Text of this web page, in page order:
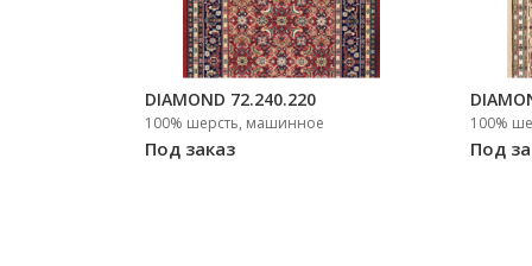
DIAMOND 72.240.220
100% шерсть, машинное
Под заказ
100%
Под